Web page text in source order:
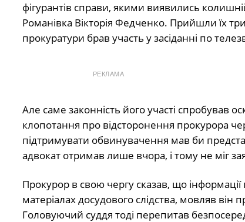
фігурантів справи, якими виявились
Романівка Вікторія Федченко. Прийшли їх
прокуратури брав участь у засіданні по
РЕКЛАМА
Але саме законність його участі спробував
клопотання про відсторонення прокурора
підтримувати обвинувачення мав би
адвокат отримав лише вчора, і тому не міг
Прокурор в свою чергу сказав, що
матеріалах досудового слідства, мовляв
Головуючий суддя тоді перепитав